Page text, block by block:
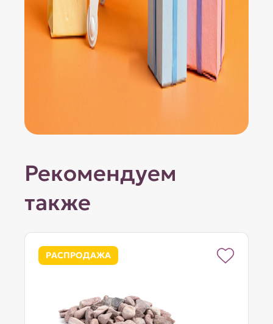
Рекомендуем
также
РАСПРОДАЖА